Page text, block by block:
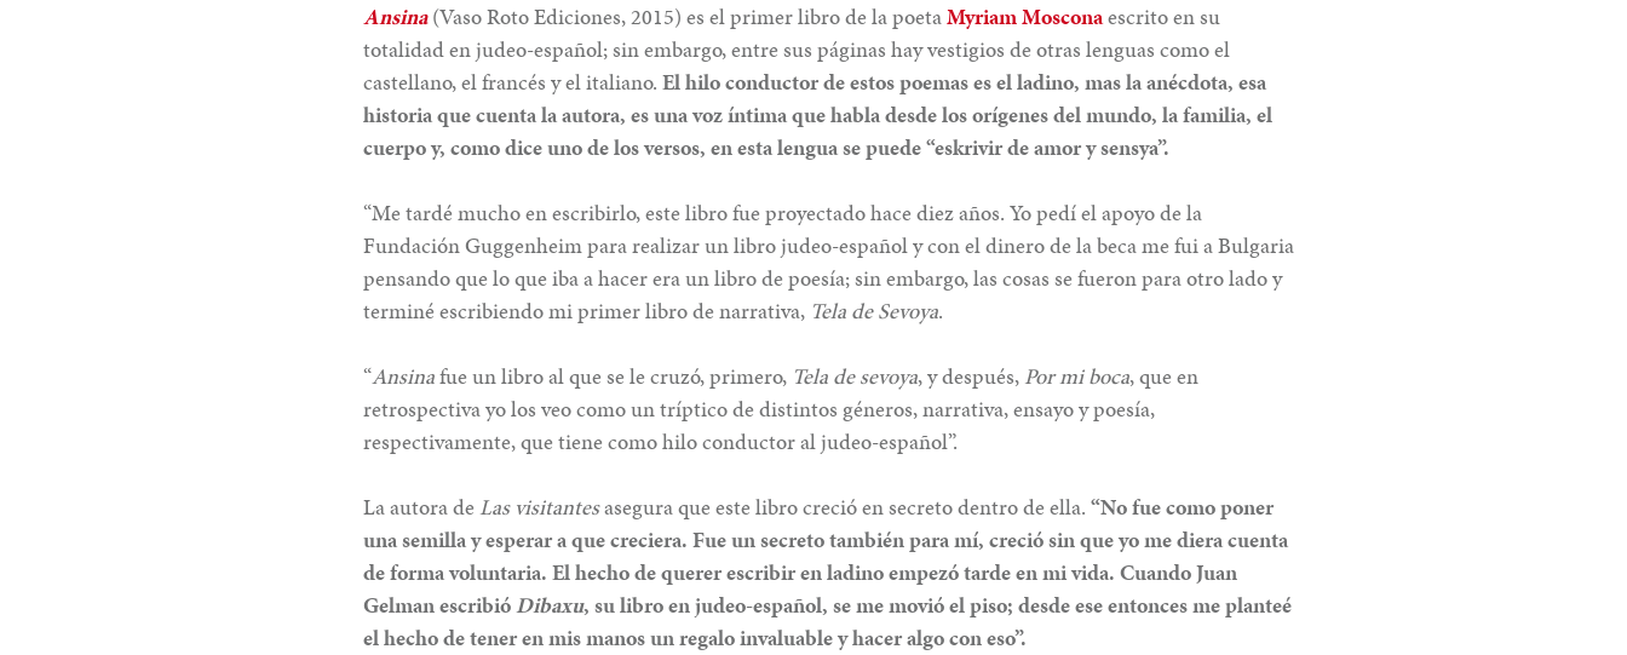
Ansina(Vaso Roto Ediciones, 2015) es el primer libro de la poetaMyriam Mosconaescrito en su
totalidad en judeo-español; sin embargo, entre sus páginas hay vestigios de otras lenguas como el
castellano, el francés y el italiano. El hilo conductor de estos poemas es el ladino, mas la anécdota, esa
historia que cuenta la autora, es una voz íntima que habla desde los orígenes del mundo, la familia, el
cuerpo y, como dice uno de los versos, en esta lengua se puede “eskrivir de amor y sensya”.
“Me tardé mucho en escribirlo, este libro fue proyectado hace diez años. Yo pedí el apoyo de la
Fundación Guggenheim para realizar un libro judeo-español y con el dinero de la beca me fui a Bulgaria
pensando que lo que iba a hacer era un libro de poesía; sin embargo, las cosas se fueron para otro lado y
terminé escribiendo mi primer libro de narrativa, Tela de Sevoya.
“Ansinafue un libro al que se le cruzó, primero, Tela de sevoya, y después, Por mi boca, que en
retrospectiva yo los veo como un tríptico de distintos géneros, narrativa, ensayo y poesía,
respectivamente, que tiene como hilo conductor al judeo-español”.
La autora de Las visitantesasegura que este libro creció en secreto dentro de ella. “No fue como poner
una semilla y esperar a que creciera. Fue un secreto también para mí, creció sin que yo me diera cuenta
de forma voluntaria. El hecho de querer escribir en ladino empezó tarde en mi vida. Cuando Juan
Gelman escribióDibaxu, su libro en judeo-español, se me movió el piso; desde ese entonces me planteé
el hecho de tener en mis manos un regalo invaluable y hacer algo con eso”.